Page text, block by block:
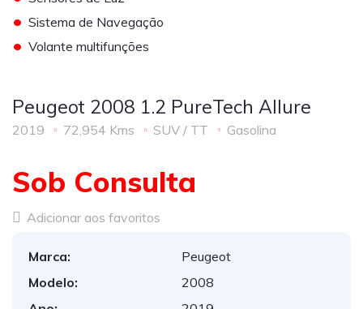
• Sistema de Navegação
• Volante multifunções
Peugeot 2008 1.2 PureTech Allure
2019 72,954 Kms SUV / TT Gasolina
Sob Consulta
Adicionar aos favoritos
Marca:
Peugeot
Modelo:
2008